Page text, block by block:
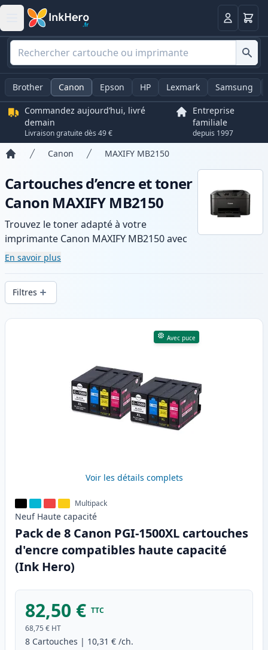
Panier
Brother Canon Epson HP Lexmark Samsung
Commandez aujourd’hui, livré
demain
Livraison gratuite dès 49 €
Entreprise
familiale
depuis 1997
Canon MAXIFY MB2150
Cartouches d’encre et toner
Canon MAXIFY MB2150
Trouvez le toner adapté à votre
imprimante Canon MAXIFY MB2150 avec
notre gamme de cartouches compatibles
et haute capacité. Profitez d’une qualité
d’impression constante et d’une livraison
rapide depuis un stock local en .
En savoir plus
Filtres
Produits
Avec puce
Voir les détails complets
Multipack
Neuf Haute capacité
Pack de 8 Canon PGI-1500XL cartouches
d'encre compatibles haute capacité
(Ink Hero)
82,50 € TTC
68,75 € HT
8 Cartouches | 10,31 € /ch.